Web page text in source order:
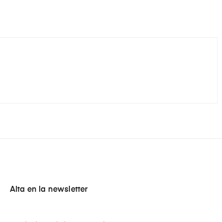
Alta en la newsletter